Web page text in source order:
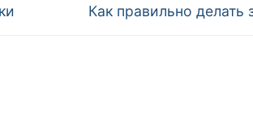
Следующая
Как правильно делать